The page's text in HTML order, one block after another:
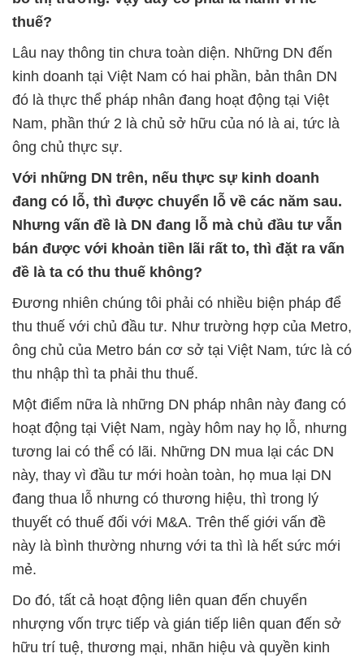
thuế?
Lâu nay thông tin chưa toàn diện. Những DN đến
kinh doanh tại Việt Nam có hai phần, bản thân DN
đó là thực thể pháp nhân đang hoạt động tại Việt
Nam, phần thứ 2 là chủ sở hữu của nó là ai, tức là
ông chủ thực sự.
Với những DN trên, nếu thực sự kinh doanh
đang có lỗ, thì được chuyển lỗ về các năm sau.
Nhưng vấn đề là DN đang lỗ mà chủ đầu tư vẫn
bán được với khoản tiền lãi rất to, thì đặt ra vấn
đề là ta có thu thuế không?
Đương nhiên chúng tôi phải có nhiều biện pháp để
thu thuế với chủ đầu tư. Như trường hợp của Metro,
ông chủ của Metro bán cơ sở tại Việt Nam, tức là có
thu nhập thì ta phải thu thuế.
Một điểm nữa là những DN pháp nhân này đang có
hoạt động tại Việt Nam, ngày hôm nay họ lỗ, nhưng
tương lai có thể có lãi. Những DN mua lại các DN
này, thay vì đầu tư mới hoàn toàn, họ mua lại DN
đang thua lỗ nhưng có thương hiệu, thì trong lý
thuyết có thuế đối với M&A. Trên thế giới vấn đề
này là bình thường nhưng với ta thì là hết sức mới
mẻ.
Do đó, tất cả hoạt động liên quan đến chuyển
nhượng vốn trực tiếp và gián tiếp liên quan đến sở
hữu trí tuệ, thương mại, nhãn hiệu và quyền kinh